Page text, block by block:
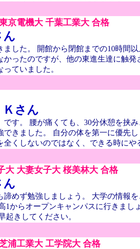
京電機大 千葉工業大 合格
ん
ました。 開館から閉館までの10時間
かったのですが、他の東進生達に触発
ていました。
Ｋさん
です。 腰が痛くても、30分休憩を挟
できました。 自分の体を第一に優先
全くしないのではなく、できる時にや
大 大妻女子大 桜美林大 合格
ん
諦めず勉強しましょう。 大学の情報
1からオープンキャンパスに行きまし
起きしてください。
浦工業大 工学院大 合格